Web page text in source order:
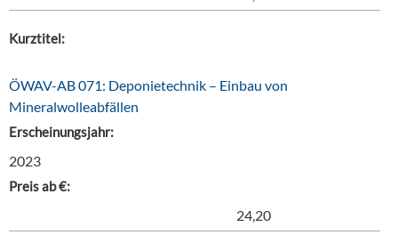
Kurztitel:
ÖWAV-AB 071: Deponietechnik – Einbau von
Mineralwolleabfällen
Erscheinungsjahr:
2023
Preis ab €:
24,20